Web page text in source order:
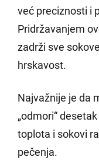
već preciznosti i
Pridržavanjem
zadrži sve
hrskavost.
Najvažnije je da
„odmori“
toplota i sokovi
pečenja.